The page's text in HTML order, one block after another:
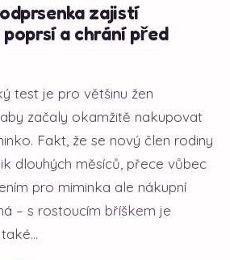
zajistí
a chrání před
test je pro většinu žen
začaly okamžitě nakupovat
Fakt, že se nový člen rodiny
dlouhých měsíců, přece vůbec
pro miminka ale nákupní
– s rostoucím bříškem je